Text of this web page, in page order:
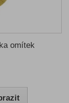
omítek